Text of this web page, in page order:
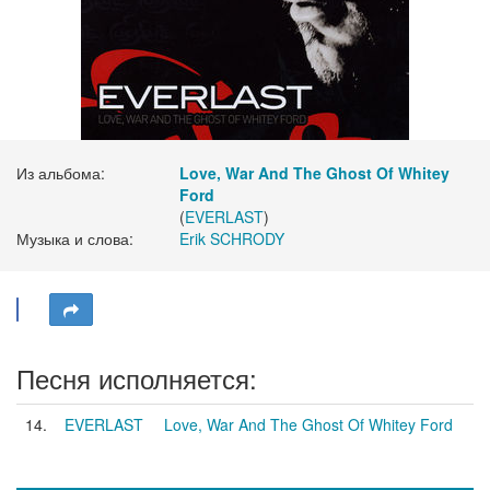
Из альбома:
Love, War And The Ghost Of Whitey
Ford
(EVERLAST)
Музыка и слова:
Erik SCHRODY
Песня исполняется:
14. EVERLAST Love, War And The Ghost Of Whitey Ford